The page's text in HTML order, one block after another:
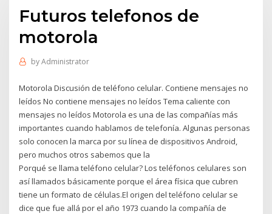
Futuros telefonos de
motorola
byAdministrator
Motorola Discusión de teléfono celular. Contiene mensajes no
leídos No contiene mensajes no leídos Tema caliente con
mensajes no leídos Motorola es una de las compañías más
importantes cuando hablamos de telefonía. Algunas personas
solo conocen la marca por su línea de dispositivos Android,
pero muchos otros sabemos que la
Porqué se llama teléfono celular? Los teléfonos celulares son
así llamados básicamente porque el área física que cubren
tiene un formato de células.El origen del teléfono celular se
dice que fue allá por el año 1973 cuando la compañía de